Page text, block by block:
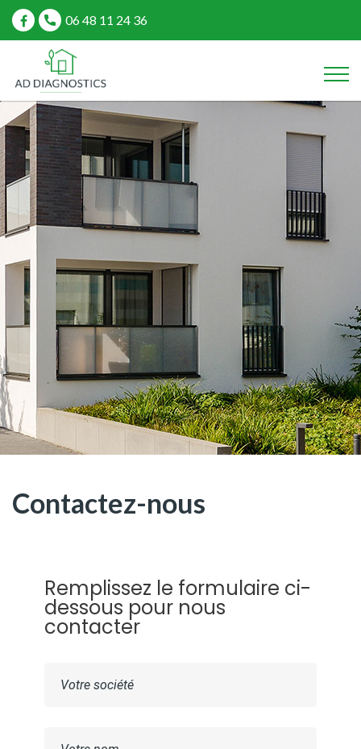
06 48 11 24 36
Contactez-nous
Remplissez le formulaire ci-
dessous pour nous
contacter